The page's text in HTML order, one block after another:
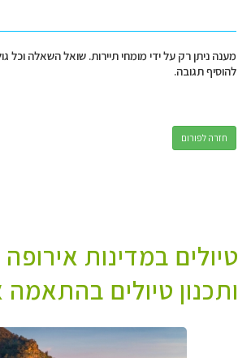
מענה ניתן רק על ידי מומחי תיירות. שואל השאלה וכל
להוסיף תגובה.
חזרה לפורום
טיולים במדינות אירופה
ותכנון טיולים